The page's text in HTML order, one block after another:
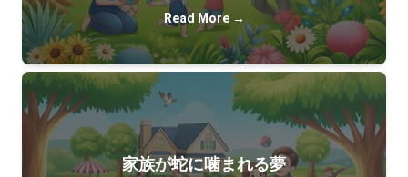
Read More →
家族が蛇に噛まれる夢